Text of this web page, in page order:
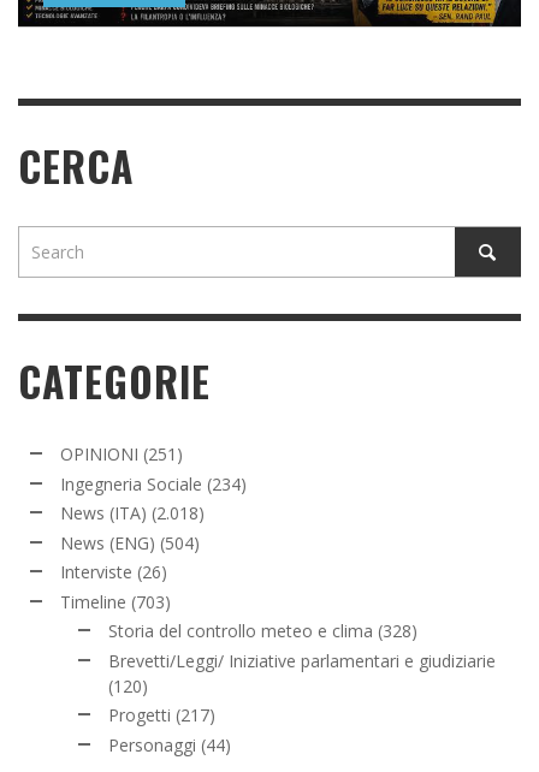
CERCA
CATEGORIE
OPINIONI (251)
Ingegneria Sociale (234)
News (ITA) (2.018)
News (ENG) (504)
Interviste (26)
Timeline (703)
Storia del controllo meteo e clima (328)
Brevetti/Leggi/ Iniziative parlamentari e giudiziarie
(120)
Progetti (217)
Personaggi (44)